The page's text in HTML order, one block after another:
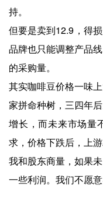
持。
但要是卖到12.9，得
品牌也只能调整产品
的采购量。
其实咖啡豆价格一味
家拼命种树，三四年
增长，而未来市场量
求，价格下跌后，上游
我和股东商量，如果
一些利润。我们不愿